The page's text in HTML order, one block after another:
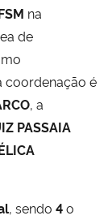
na
de
coordenação é
, a
PASSAIA
, sendo 4o